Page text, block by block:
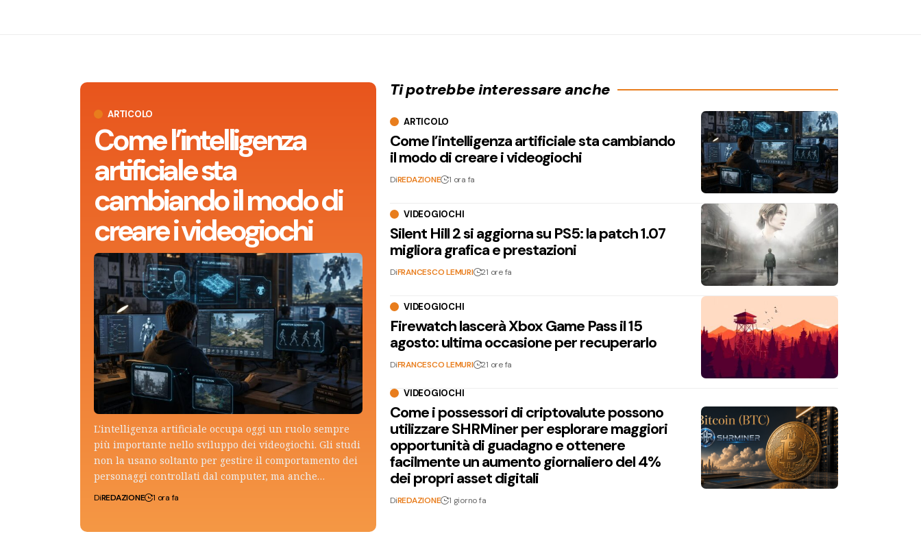
ARTICOLO
Come l’intelligenza
artificiale sta
cambiando il modo di
creare i videogiochi
L'intelligenza artificiale occupa oggi un ruolo sempre
più importante nello sviluppo dei videogiochi. Gli studi
non la usano soltanto per gestire il comportamento dei
personaggi controllati dal computer, ma anche…
DiREDAZIONE 1 ora fa
Ti potrebbe interessare anche
ARTICOLO
Come l’intelligenza artificiale sta cambiando
il modo di creare i videogiochi
DiREDAZIONE 1 ora fa
VIDEOGIOCHI
Silent Hill 2 si aggiorna su PS5: la patch 1.07
migliora grafica e prestazioni
DiFRANCESCO LEMURI 21 ore fa
VIDEOGIOCHI
Firewatch lascerà Xbox Game Pass il 15
agosto: ultima occasione per recuperarlo
DiFRANCESCO LEMURI 21 ore fa
VIDEOGIOCHI
Come i possessori di criptovalute possono
utilizzare SHRMiner per esplorare maggiori
opportunità di guadagno e ottenere
facilmente un aumento giornaliero del 4%
dei propri asset digitali
DiREDAZIONE 1 giorno fa